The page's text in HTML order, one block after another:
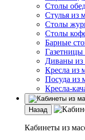
Столы
Стулья из
Столы
Столы
Барные
Газетницы
Диваны из
Кресла из
Посуда из
Кресла-
Назад
Кабинеты из